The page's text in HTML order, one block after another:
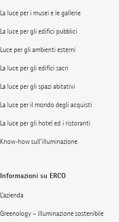
La luce per i musei e le gallerie
La luce per gli edifici pubblici
Luce per gli ambienti esterni
La luce per gli edifici sacri
La luce per gli spazi abitativi
La luce per il mondo degli acquisti
La luce per gli hotel ed i ristoranti
Know-how sull’illuminazione
Informazioni su ERCO
L’azienda
Greenology – illuminazione sostenibile